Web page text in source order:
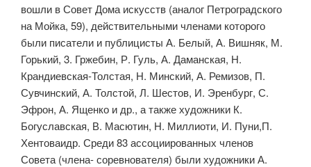
вошли в Совет Дома искусств (аналог Петроградского
на Мойка, 59), действительными членами которого
были писатели и публицисты А. Белый, А. Вишняк, М.
Горький, 3. Гржебин, Р. Гуль, А. Даманская, Н.
Крандиевская-Толстая, Н. Минский, А. Ремизов, П.
Сувчинский, А. Толстой, Л. Шестов, И. Эренбург, С.
Эфрон, А. Ященко и др., а также художники К.
Богуславская, В. Масютин, Н. Миллиоти, И. Пуни,П.
Хентоваидр. Среди 83 ассоциированных членов
Совета (члена- соревнователя) были художники А.